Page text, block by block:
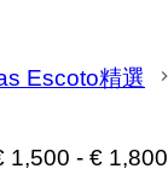
Escoto精選
1,500 - € 1,800